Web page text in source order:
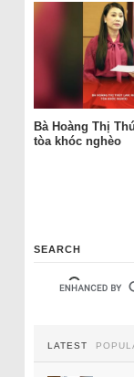
Bà Hoàng Thị
tòa khóc nghèo
SEARCH
LATEST